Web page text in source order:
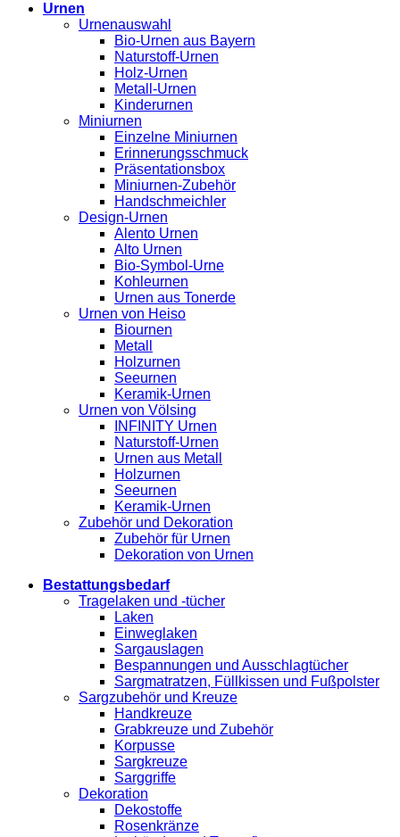
Urnen
Urnenauswahl
Bio-Urnen aus Bayern
Naturstoff-Urnen
Holz-Urnen
Metall-Urnen
Kinderurnen
Miniurnen
Einzelne Miniurnen
Erinnerungsschmuck
Präsentationsbox
Miniurnen-Zubehör
Handschmeichler
Design-Urnen
Alento Urnen
Alto Urnen
Bio-Symbol-Urne
Kohleurnen
Urnen aus Tonerde
Urnen von Heiso
Biournen
Metall
Holzurnen
Seeurnen
Keramik-Urnen
Urnen von Völsing
INFINITY Urnen
Naturstoff-Urnen
Urnen aus Metall
Holzurnen
Seeurnen
Keramik-Urnen
Zubehör und Dekoration
Zubehör für Urnen
Dekoration von Urnen
Bestattungsbedarf
Tragelaken und -tücher
Laken
Einweglaken
Sargauslagen
Bespannungen und Ausschlagtücher
Sargmatratzen, Füllkissen und Fußpolster
Sargzubehör und Kreuze
Handkreuze
Grabkreuze und Zubehör
Korpusse
Sargkreuze
Sarggriffe
Dekoration
Dekostoffe
Rosenkränze